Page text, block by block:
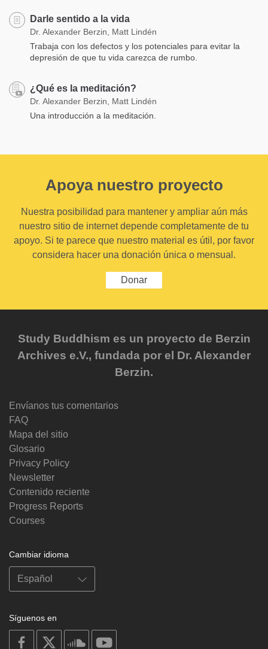
Darle sentido a la vida
Dr. Alexander Berzin, Matt Lindén
Trabaja con los defectos y los potenciales para evitar la
depresión de que tu vida carezca de rumbo.
¿Qué es la meditación?
Dr. Alexander Berzin, Matt Lindén
Una introducción a la meditación.
Apoya nuestro proyecto
Nuestra posibilidad para mantener y ampliar aún más
nuestro sitio de internet depende completamente de tu
apoyo. Si te parece que nuestro material es útil, por favor
considera hacer una donación única o mensual.
Donar
Study Buddhism es un proyecto de Berzin
Archives e.V., fundada por el Dr. Alexander
Berzin.
Envíanos tus comentarios
FAQ
Mapa del sitio
Glosario
Privacy Policy
Newsletter
Contenido reciente
Progress Reports
Courses
Cambiar idioma
Síguenos en
on
facebook
soundcloud